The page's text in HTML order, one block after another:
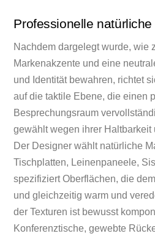
Professionelle natürliche
Nachdem dargelegt wurde, wie
Markenakzente und eine
und Identität bewahren, richtet
auf die taktile Ebene, die einen
Besprechungsraum
gewählt wegen ihrer Haltbarkeit
Der Designer wählt natürliche
Tischplatten, Leinenpaneele,
spezifiziert Oberflächen, die
und gleichzeitig warm und
der Texturen ist bewusst
Konferenztische, gewebte